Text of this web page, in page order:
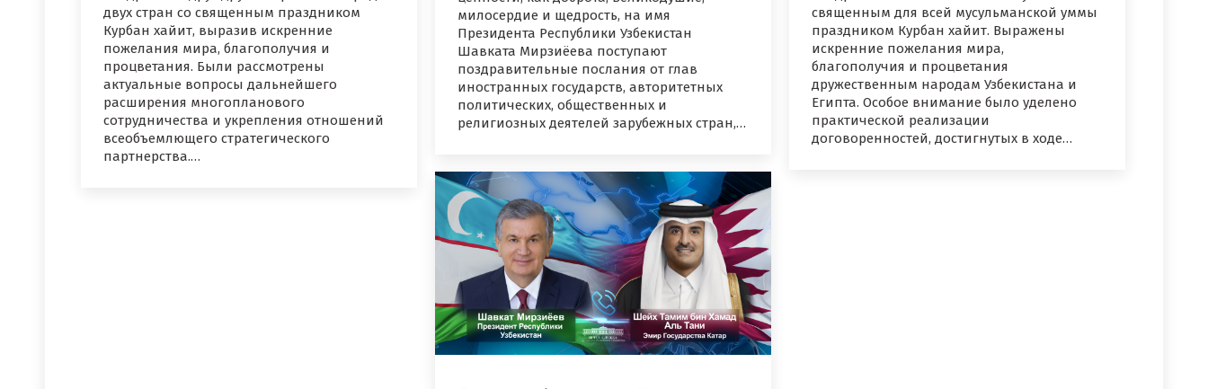
двух стран со священным праздником
Курбан хайит, выразив искренние
пожелания мира, благополучия и
процветания. Были рассмотрены
актуальные вопросы дальнейшего
расширения многопланового
сотрудничества и укрепления отношений
всеобъемлющего стратегического
партнерства.…
милосердие и щедрость, на имя
Президента Республики Узбекистан
Шавката Мирзиёева поступают
поздравительные послания от глав
иностранных государств, авторитетных
политических, общественных и
религиозных деятелей зарубежных стран,…
священным для всей мусульманской уммы
праздником Курбан хайит. Выражены
искренние пожелания мира,
благополучия и процветания
дружественным народам Узбекистана и
Египта. Особое внимание было уделено
практической реализации
договоренностей, достигнутых в ходе…